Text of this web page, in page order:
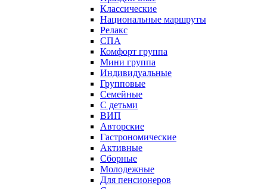
Классические
Национальные маршруты
Релакс
СПА
Комфорт группа
Мини группа
Индивидуальные
Групповые
Семейные
С детьми
ВИП
Авторские
Гастрономические
Активные
Сборные
Молодежные
Для пенсионеров